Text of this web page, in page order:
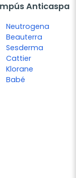
Anticaspa
Neutrogena
Beauterra
Sesderma
Cattier
Klorane
Babé